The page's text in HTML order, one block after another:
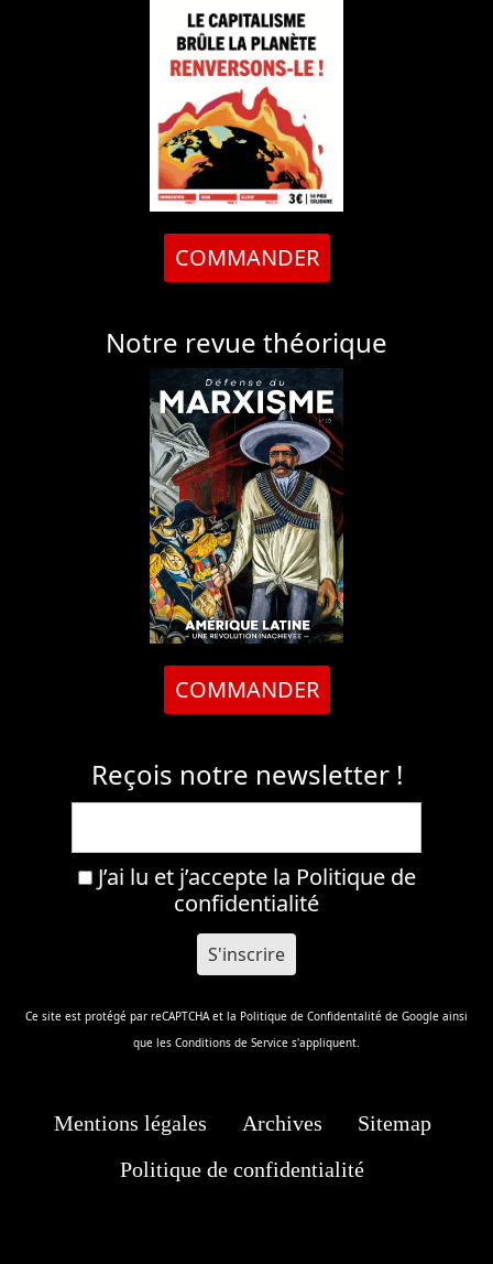
COMMANDER
Notre revue théorique
COMMANDER
Reçois notre newsletter !
J’ai lu et j’accepte la Politique de
confidentialité
Ce site est protégé par reCAPTCHA et la Politique de Confidentalité de Google ainsi
que les Conditions de Service s'appliquent.
Mentions légales Archives
Sitemap
Politique de confidentialité